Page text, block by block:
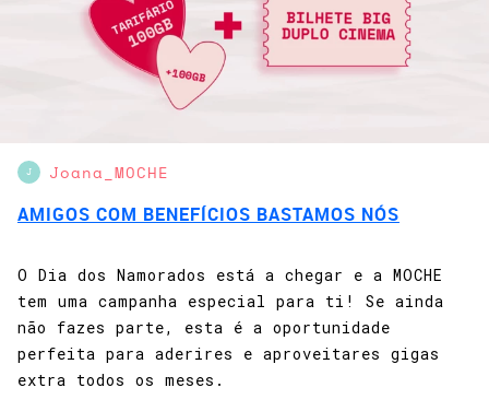
J Joana_MOCHE
AMIGOS COM BENEFÍCIOS BASTAMOS NÓS
O Dia dos Namorados está a chegar e a MOCHE
tem uma campanha especial para ti! Se ainda
não fazes parte, esta é a oportunidade
perfeita para aderires e aproveitares gigas
extra todos os meses.